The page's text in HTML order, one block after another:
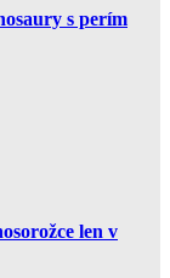
s perím
len v